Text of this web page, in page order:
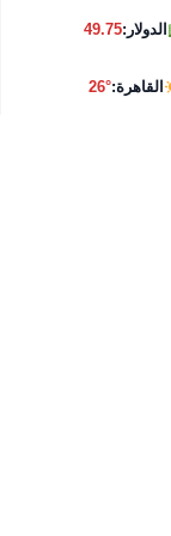
الدولار:49.75
القاهرة:26°